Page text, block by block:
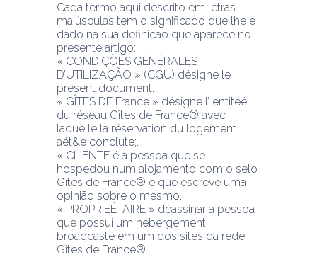
Cada termo aqui descrito em letras
maiúsculas tem o significado que lhe é
dado na sua definição que aparece no
presente artigo:
« CONDIÇÕES GÉNÉRALES
D’UTILIZAÇÃO » (CGU) désigne le
présent document.
« GÎTES DE France » désigne l’ entitéé
du réseau Gîtes de France® avec
laquelle la réservation du logement
aét&e conclute;.
« CLIENTE é a pessoa que se
hospedou num alojamento com o selo
Gîtes de France® e que escreve uma
opinião sobre o mesmo.
« PROPRIEÉTAIRE » déassinar a pessoa
que possui um hébergement
broadcasté em um dos sites da rede
Gîtes de France®.